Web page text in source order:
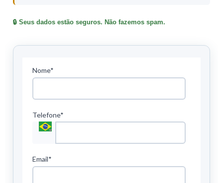
🔒 Seus dados estão seguros. Não fazemos spam.
Nome*
Telefone*
Email*